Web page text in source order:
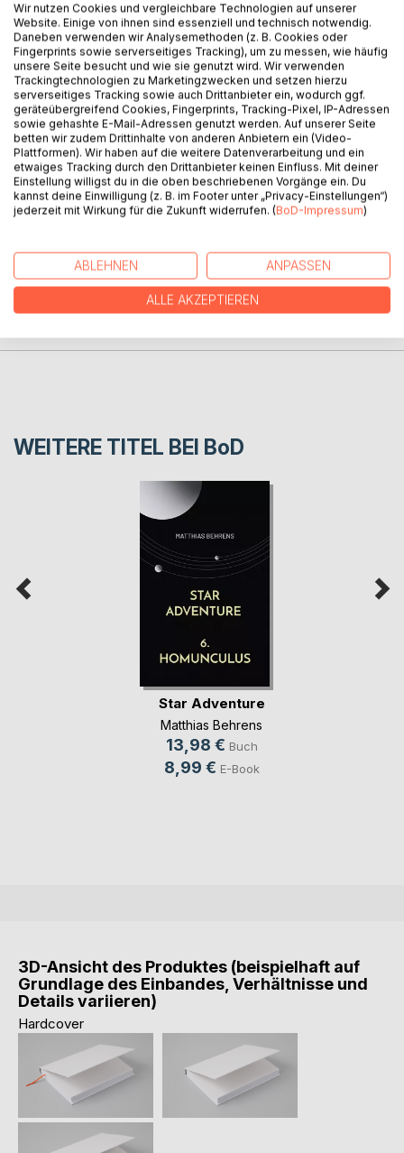
Ein Raumschiff von der Erde ist verschollen. Gleichzeitig
droht eine unbekannte Gefahr der Erde.
Corinna und Samantha sind wieder einmal im Weltall
unterwegs.
Auch dieses Mal erwarten sie viele haar­sträubende
Abenteuer.
Als sie schließlich zur Erde zurückkehren, ist nichts mehr
wie es war.
PRESSESTIMMEN
WEITERE TITEL BEI BoD
Star Adventure
Matthias Behrens
13,98 € Buch
8,99 € E-Book
3D-Ansicht des Produktes (beispielhaft auf
Grundlage des Einbandes, Verhältnisse und
Details variieren)
Hardcover
Wir nutzen Cookies und vergleichbare Technologien auf unserer
Website. Einige von ihnen sind essenziell und technisch notwendig.
Daneben verwenden wir Analysemethoden (z. B. Cookies oder
Fingerprints sowie serverseitiges Tracking), um zu messen, wie häufig
unsere Seite besucht und wie sie genutzt wird. Wir verwenden
Trackingtechnologien zu Marketingzwecken und setzen hierzu
serverseitiges Tracking sowie auch Drittanbieter ein, wodurch ggf.
geräteübergreifend Cookies, Fingerprints, Tracking-Pixel, IP-Adressen
sowie gehashte E-Mail-Adressen genutzt werden. Auf unserer Seite
betten wir zudem Drittinhalte von anderen Anbietern ein (Video-
Plattformen). Wir haben auf die weitere Datenverarbeitung und ein
etwaiges Tracking durch den Drittanbieter keinen Einfluss. Mit deiner
Einstellung willigst du in die oben beschriebenen Vorgänge ein. Du
kannst deine Einwilligung (z. B. im Footer unter „Privacy-Einstellungen“)
jederzeit mit Wirkung für die Zukunft widerrufen. (BoD-Impressum)
ABLEHNEN ANPASSEN
ALLE AKZEPTIEREN